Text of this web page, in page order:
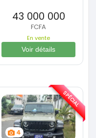
43 000 000
FCFA
En vente
Voir détails
4
SPÉCIAL